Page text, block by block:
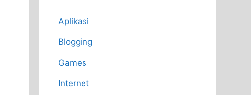
Aplikasi
Blogging
Games
Internet